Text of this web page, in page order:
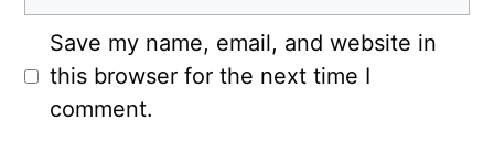
Save my name, email, and website in
this browser for the next time I
comment.